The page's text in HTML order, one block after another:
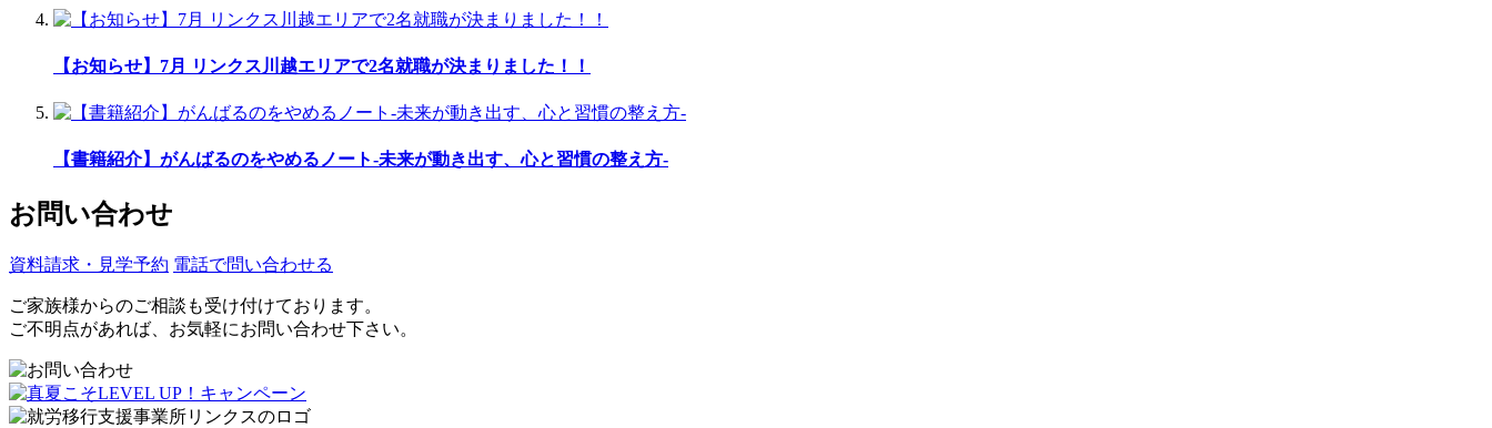
【お知らせ】7月 リンクス川越エリアで2名就職が決まりました！！
【書籍紹介】がんばるのをやめるノート-未来が動き出す、心と習慣の整え方-
お問い合わせ
資料請求・見学予約 電話で問い合わせる
ご家族様からのご相談も受け付けております。
ご不明点があれば、お気軽にお問い合わせ下さい。